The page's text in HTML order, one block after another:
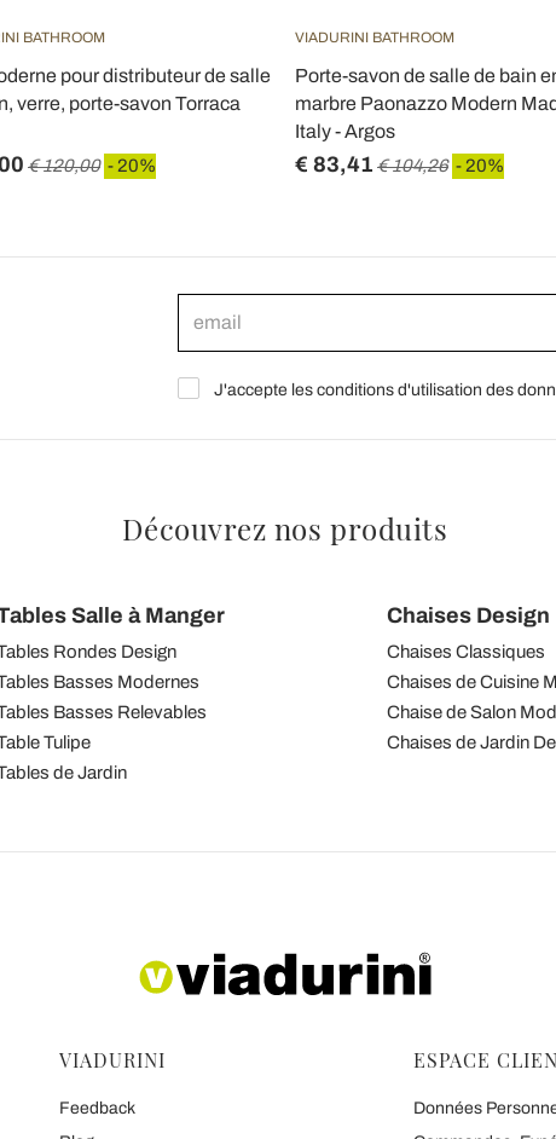
BATHROOM
pour distributeur de salle
verre, porte-savon Torraca
€ 120,00 - 20%
VIADURINI BATHROOM
Porte-savon de salle de bain
marbre Paonazzo Modern
Italy - Argos
€ 83,41 € 104,26 - 20%
J'accepte les conditions d'utilisation des
Découvrez nos produits
Salle à Manger
Rondes Design
Basses Modernes
Basses Relevables
Tulipe
de Jardin
Chaises Design
Chaises Classiques
Chaises de Cuisine
Chaise de Salon
Chaises de Jardin
VIADURINI
Feedback
ESPACE
Données